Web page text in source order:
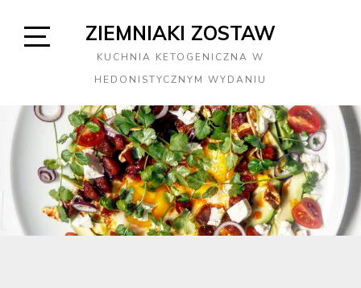
ZIEMNIAKI ZOSTAW
KUCHNIA KETOGENICZNA W
HEDONISTYCZNYM WYDANIU